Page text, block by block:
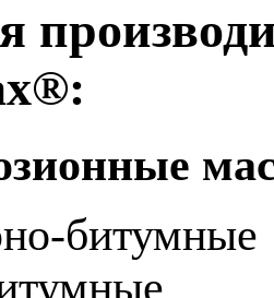
битумные